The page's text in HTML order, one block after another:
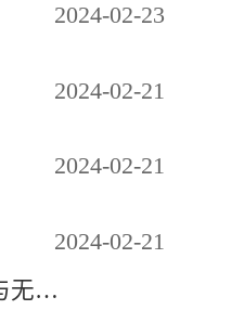
2024-02-23
2024-02-21
2024-02-21
2024-02-21
旧努比亚手机：一段尘封的回忆与无尽的故事